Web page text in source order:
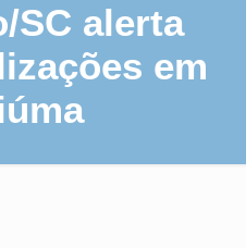
SC alerta
em